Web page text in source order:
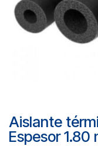
Aislante
Espesor 1.80